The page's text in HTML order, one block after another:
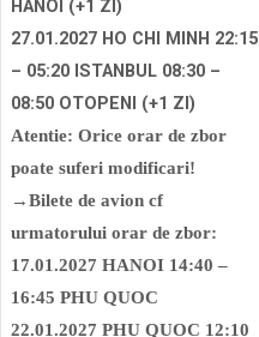
HANOI (+1 ZI)
27.01.2027 HO CHI MINH 22:15
– 05:20 ISTANBUL 08:30 –
08:50 OTOPENI (+1 ZI)
Atentie: Orice orar de zbor
poate suferi modificari!
→Bilete de avion cf
urmatorului orar de zbor:
17.01.2027 HANOI 14:40 –
16:45 PHU QUOC
22.01.2027 PHU QUOC 12:10